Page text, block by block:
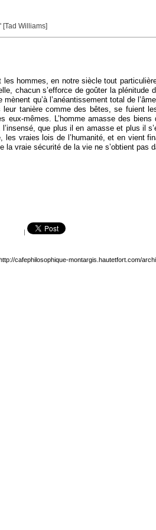
Williams]
les hommes, en notre siècle tout
chacun s’efforce de goûter la
mènent qu’à l’anéantissement total de
tanière comme des bêtes, se fuient
eux-mêmes. L’homme amasse des
que plus il en amasse et plus il
les vraies lois de l’humanité, et en vient
la vraie sécurité de la vie ne s’obtient
|
cafephilosophique-montargis.hautetfort.com/